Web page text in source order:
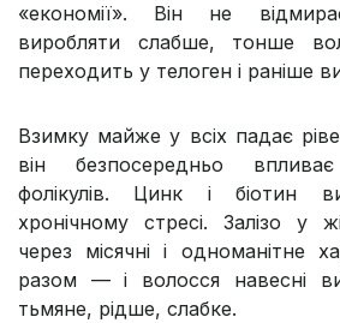
«економії». Він не
виробляти слабше, тонше
переходить у телоген і раніше
Взимку майже у всіх падає
він безпосередньо
фолікулів. Цинк і біотин
хронічному стресі. Залізо у
через місячні і одноманітне
разом — і волосся навесні
тьмяне, рідше, слабке.